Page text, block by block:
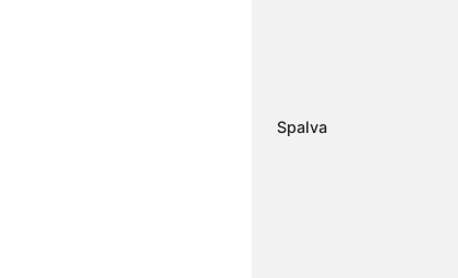
Spalva